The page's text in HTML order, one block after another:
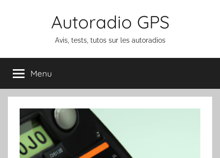
Autoradio GPS
Avis, tests, tutos sur les autoradios
Menu